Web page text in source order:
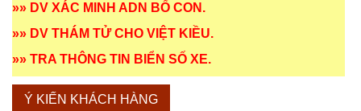
»» DV XÁC MINH ADN BỐ CON .
»» DV THÁM TỬ CHO VIỆT KIỀU.
»» TRA THÔNG TIN BIỂN SỐ XE.
Ý KIẾN KHÁCH HÀNG